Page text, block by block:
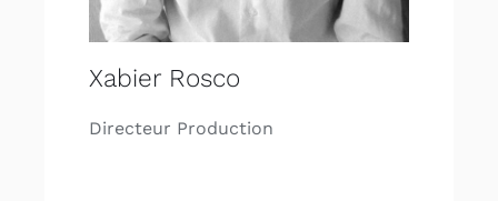
Xabier Rosco
Directeur Production